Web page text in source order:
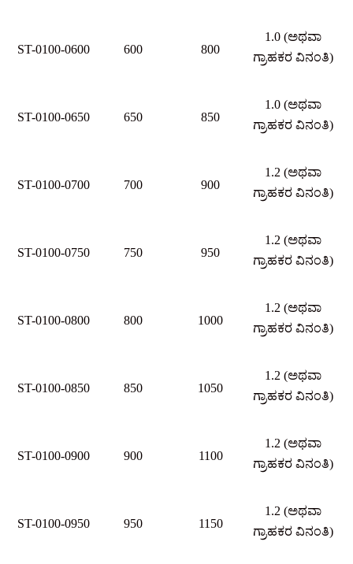
ST-0100-0600 600 800
1.0 (ಅಥವಾ
ಗ್ರಾಹಕರ ವಿನಂತಿ)
ST-0100-0650 650 850
1.0 (ಅಥವಾ
ಗ್ರಾಹಕರ ವಿನಂತಿ)
ST-0100-0700 700 900
1.2 (ಅಥವಾ
ಗ್ರಾಹಕರ ವಿನಂತಿ)
ST-0100-0750 750 950
1.2 (ಅಥವಾ
ಗ್ರಾಹಕರ ವಿನಂತಿ)
ST-0100-0800 800 1000
1.2 (ಅಥವಾ
ಗ್ರಾಹಕರ ವಿನಂತಿ)
ST-0100-0850 850 1050
1.2 (ಅಥವಾ
ಗ್ರಾಹಕರ ವಿನಂತಿ)
ST-0100-0900 900 1100
1.2 (ಅಥವಾ
ಗ್ರಾಹಕರ ವಿನಂತಿ)
ST-0100-0950 950 1150
1.2 (ಅಥವಾ
ಗ್ರಾಹಕರ ವಿನಂತಿ)